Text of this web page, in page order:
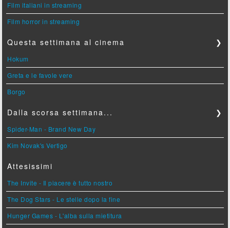
Film italiani in streaming
Film horror in streaming
Questa settimana al cinema ❯
Hokum
Greta e le favole vere
Borgo
Dalla scorsa settimana... ❯
Spider-Man - Brand New Day
Kim Novak's Vertigo
Attesissimi
The Invite - Il piacere è tutto nostro
The Dog Stars - Le stelle dopo la fine
Hunger Games - L'alba sulla mietitura